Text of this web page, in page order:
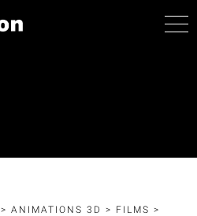
>ANIMATIONS 3D > FILMS >